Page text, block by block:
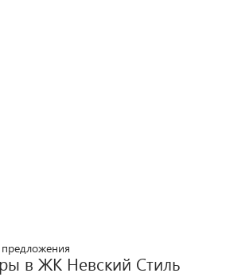
в ЖК Невский Стиль